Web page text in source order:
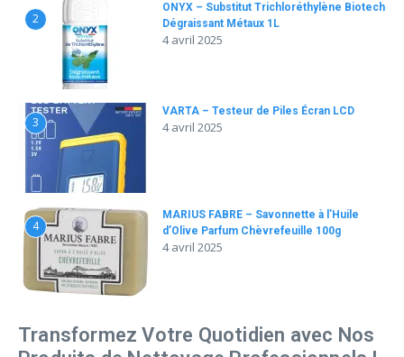
2
ONYX – Substitut Trichloréthylène Biotech
Dégraissant Métaux 1L
4 avril 2025
3
VARTA – Testeur de Piles Écran LCD
4 avril 2025
4
MARIUS FABRE – Savonnette à l’Huile
d’Olive Parfum Chèvrefeuille 100g
4 avril 2025
Transformez Votre Quotidien avec Nos